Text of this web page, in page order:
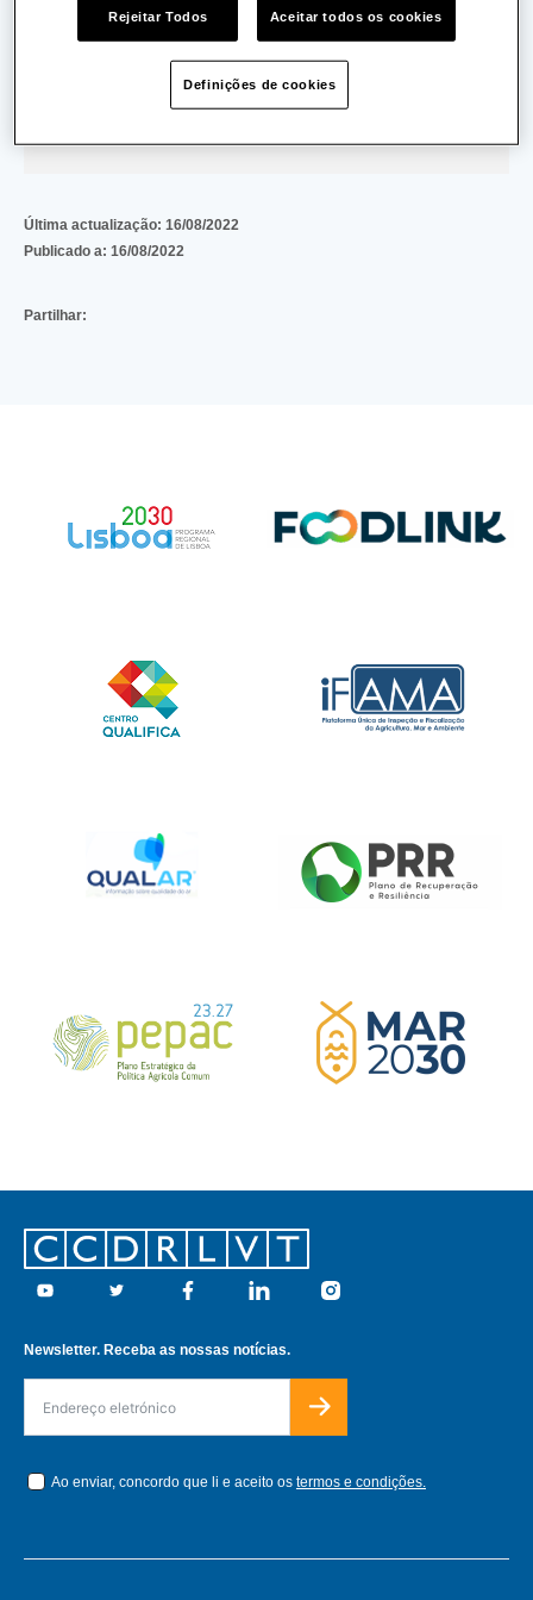
Data de Validade: 12/01/2029
TUA20220114000024-Fritagest(2 MB)
Última actualização: 16/08/2022
Publicado a: 16/08/2022
Partilhar:
Footer
Youtube Twitter Facebook Linkedin Instagram
Newsletter. Receba as nossas notícias.
Ao enviar, concordo que li e aceito os termos e condições.
Rejeitar Todos Aceitar todos os cookies
Definições de cookies